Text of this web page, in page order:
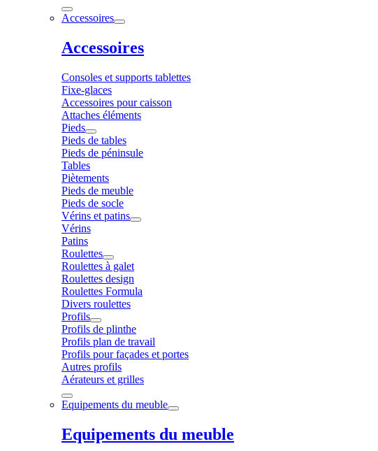
Accessoires
Accessoires
Consoles et supports tablettes
Fixe-glaces
Accessoires pour caisson
Attaches éléments
Pieds
Pieds de tables
Pieds de péninsule
Tables
Piètements
Pieds de meuble
Pieds de socle
Vérins et patins
Vérins
Patins
Roulettes
Roulettes à galet
Roulettes design
Roulettes Formula
Divers roulettes
Profils
Profils de plinthe
Profils plan de travail
Profils pour façades et portes
Autres profils
Aérateurs et grilles
Equipements du meuble
Equipements du meuble